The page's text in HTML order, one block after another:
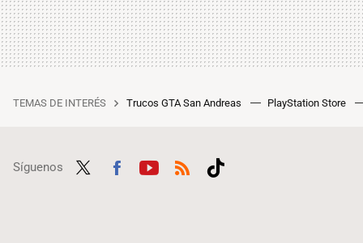
TEMAS DE INTERÉS Trucos GTA San Andreas PlayStation Store
Síguenos